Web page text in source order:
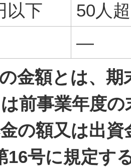
以下
50人超
―
金額とは、期
前事業年度
の額又は出資
16号に規定す